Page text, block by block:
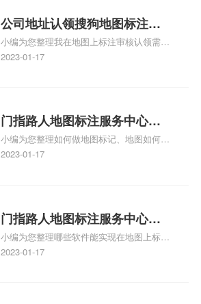
图标注服务中心面的存在。对于一些客户来
说，实体指路人地
公司地址认领搜狗地图标注多
久审核？公司地址认领地图标
注多久审核？
小编为您整理我在地图上标注审核认领需要
多久、我在地图上标注审核认领需要多久
情可查看下方正文！
2023-01-17
门指路人地图标注服务中心如
何做花小猪打车地图位置标
记？门指路人地图标注服务中
小编为您整理如何做地图标记、地图如何做
标记、so搜街景中如何做标记、360e启花贷
关地图标注知识，详情可查看下方正文！
2023-01-17
门指路人地图标注服务中心地
图位置地址标记？门指路人地
图标注服务中心苹果地图位置
小编为您整理哪些软件能实现在地图上标记
门指路人地图标注服务中心位置、门指路人
2023-01-17